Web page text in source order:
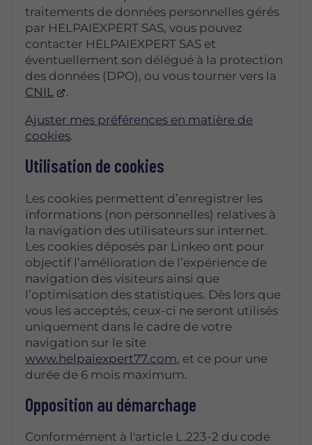
traitements de données personnelles gérés
par HELPAIEXPERT SAS, vous pouvez
contacter HELPAIEXPERT SAS et
éventuellement son délégué à la protection
des données (DPO), ou vous tourner vers la
CNIL
.
Ajuster mes préférences en matière de
cookies.
Utilisation de cookies
Les cookies permettent d’enregistrer les
informations (non personnelles) relatives à
la navigation des utilisateurs sur internet.
Les cookies déposés par Linkeo ont pour
objectif l’amélioration de l’expérience de
navigation des visiteurs ainsi que
l’optimisation des statistiques. Dès lors que
vous les acceptés, ceux-ci ne seront utilisés
uniquement dans le cadre de votre
navigation sur le site
www.helpaiexpert77.com, et ce pour une
durée de 6 mois maximum.
Opposition au démarchage
Conformément à l'article L.223-2 du code